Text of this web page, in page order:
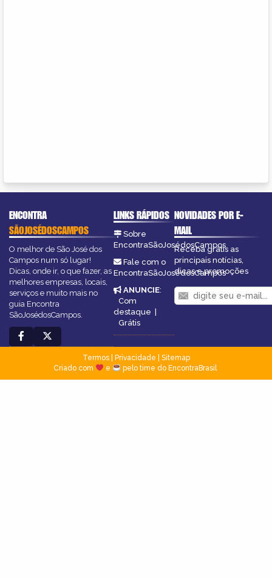
ENCONTRA
SÃOJOSÉDOSCAMPOS
O melhor de São José dos
Campos num só lugar!
Dicas, onde ir, o que fazer, as
melhores empresas, locais,
serviços e muito mais no
guia Encontra
SãoJosédosCampos.
LINKS RÁPIDOS
Sobre
EncontraSãoJosédosCampos
Fale com o
EncontraSãoJosédosCampos
ANUNCIE:
Com
destaque
Grátis
NOVIDADES POR E-
MAIL
Receba grátis as
principais notícias,
dicas e promoções
Termos| Privacidade
Sitemap
Criado com
e pelo time do EncontraBrasil